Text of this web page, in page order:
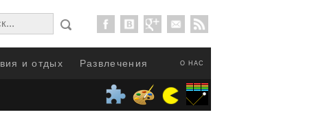
О НАС
и отдых Развлечения